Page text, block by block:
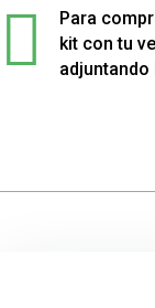
rebajados
Skoda

Para
kit con tu